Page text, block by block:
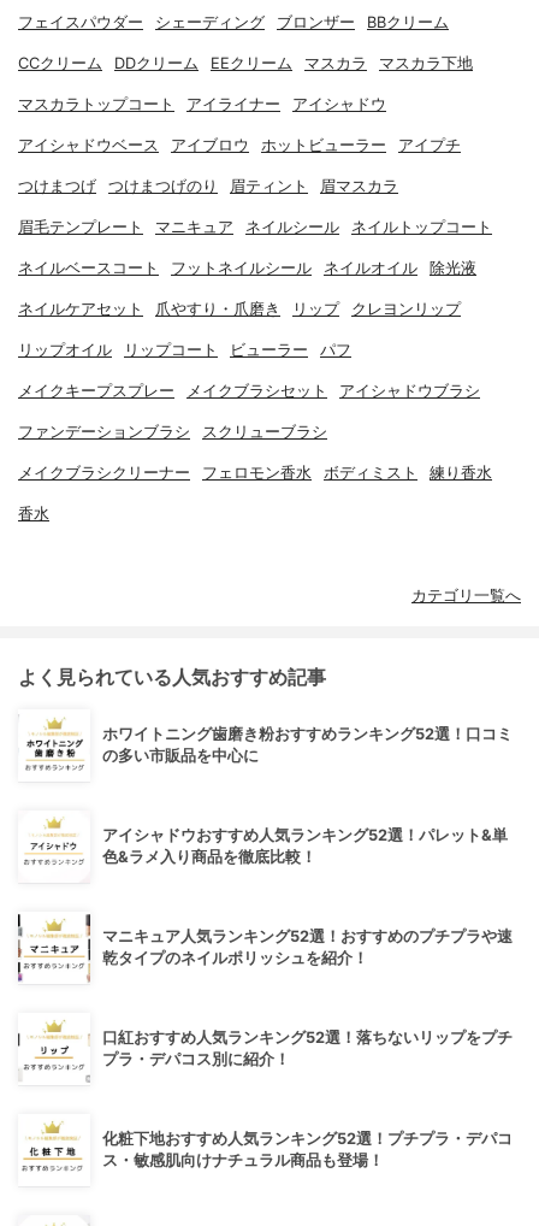
フェイスパウダー シェーディング ブロンザー BBクリーム
CCクリーム DDクリーム EEクリーム マスカラ マスカラ下地
マスカラトップコート アイライナー アイシャドウ
アイシャドウベース アイブロウ ホットビューラー アイプチ
つけまつげ つけまつげのり 眉ティント 眉マスカラ
眉毛テンプレート マニキュア ネイルシール ネイルトップコート
ネイルベースコート フットネイルシール ネイルオイル 除光液
ネイルケアセット 爪やすり・爪磨き リップ クレヨンリップ
リップオイル リップコート ビューラー パフ
メイクキープスプレー メイクブラシセット アイシャドウブラシ
ファンデーションブラシ スクリューブラシ
メイクブラシクリーナー フェロモン香水 ボディミスト 練り香水
香水
カテゴリ一覧へ
よく見られている人気おすすめ記事
ホワイトニング歯磨き粉おすすめランキング52選！口コミ
の多い市販品を中心に
アイシャドウおすすめ人気ランキング52選！パレット&単
色&ラメ入り商品を徹底比較！
マニキュア人気ランキング52選！おすすめのプチプラや速
乾タイプのネイルポリッシュを紹介！
口紅おすすめ人気ランキング52選！落ちないリップをプチ
プラ・デパコス別に紹介！
化粧下地おすすめ人気ランキング52選！プチプラ・デパコ
ス・敏感肌向けナチュラル商品も登場！